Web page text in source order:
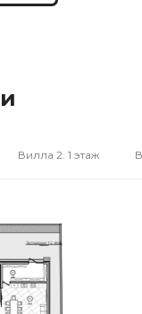
Вилла 2. 1 этаж